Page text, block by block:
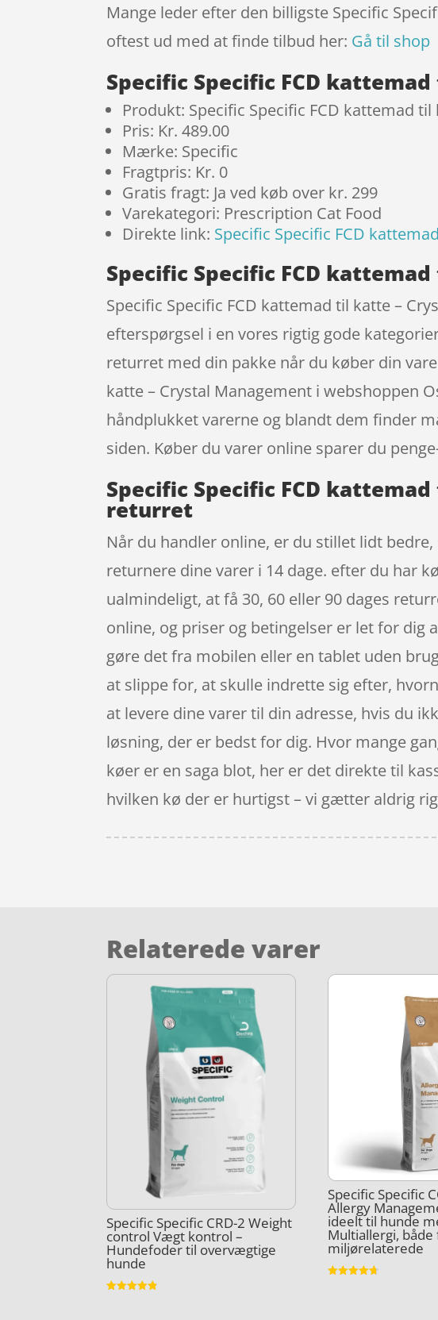
Mange leder efter den billigste Specific
oftest ud med at finde tilbud her: Gå til shop
Specific Specific FCD
Produkt: Specific Specific FCD kattemad
Pris: Kr. 489.00
Mærke: Specific
Fragtpris: Kr. 0
Gratis fragt: Ja ved køb over kr. 299
Varekategori: Prescription Cat Food
Direkte link: Specific Specific FCD
Specific Specific FCD
Specific Specific FCD kattemad til katte –
efterspørgsel i en vores rigtig gode
returret med din pakke når du køber din
katte – Crystal Management i webshoppen
håndplukket varerne og blandt dem finder
siden. Køber du varer online sparer du
Specific Specific FCD
returret
Når du handler online, er du stillet lidt
returnere dine varer i 14 dage. efter du har
ualmindeligt, at få 30, 60 eller 90 dages
online, og priser og betingelser er let for dig
gøre det fra mobilen eller en tablet uden
at slippe for, at skulle indrette sig efter,
at levere dine varer til din adresse, hvis du
løsning, der er bedst for dig. Hvor mange
køer er en saga blot, her er det direkte til
hvilken kø der er hurtigst – vi gætter aldrig
Relaterede varer
Specific Specific CRD-2 Weight
control Vægt kontrol –
Hundefoder til overvægtige
hunde
Specific Specific
Allergy
ideelt til hunde
Multiallergi, både
miljørelaterede